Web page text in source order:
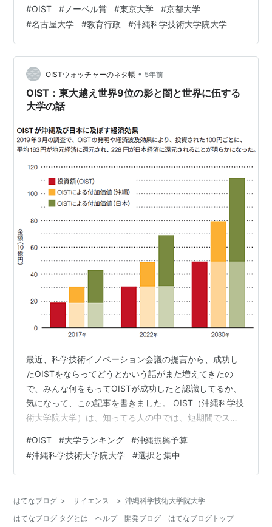
#OIST # ノーベル賞 #東京大学 #京都大学
#名古屋大学 #教育行政 #沖縄科学技術大学院大学
OISTウォッチャーのネタ帳 • 5年前
OIST：東大越え世界9位の影と闇と世界に伍する
大学の話
最近、科学技術イノベーション会議の提言から、成功し
たOISTをならってどうとかいう話がまた増えてきたの
で、みんな何をもってOISTが成功したと認識してるか、
気になって、この記事を書きました。 OIST（沖縄科学技
術大学院大学）は、知ってる人の中では、短期間でスゴ
たいに語られるけど、実際のところどうなの、特にその
根拠になってるであろう、東大越えの世界ランキング9位
を超深掘りする話です。超長いよ（笑） 前置き 妄想の話
のよ？ ランキング上位からの脱落者 質の高い論文って表
現、なかなかにミスリー…
#OIST #大学ランキング #沖縄振興予算
#沖縄科学技術大学院大学 #選択と集中
はてなブログ > サイエンス > 沖縄科学技術大学院大学
はてなブログ タグとは
ヘルプ 開発ブログ はてなブログトップ